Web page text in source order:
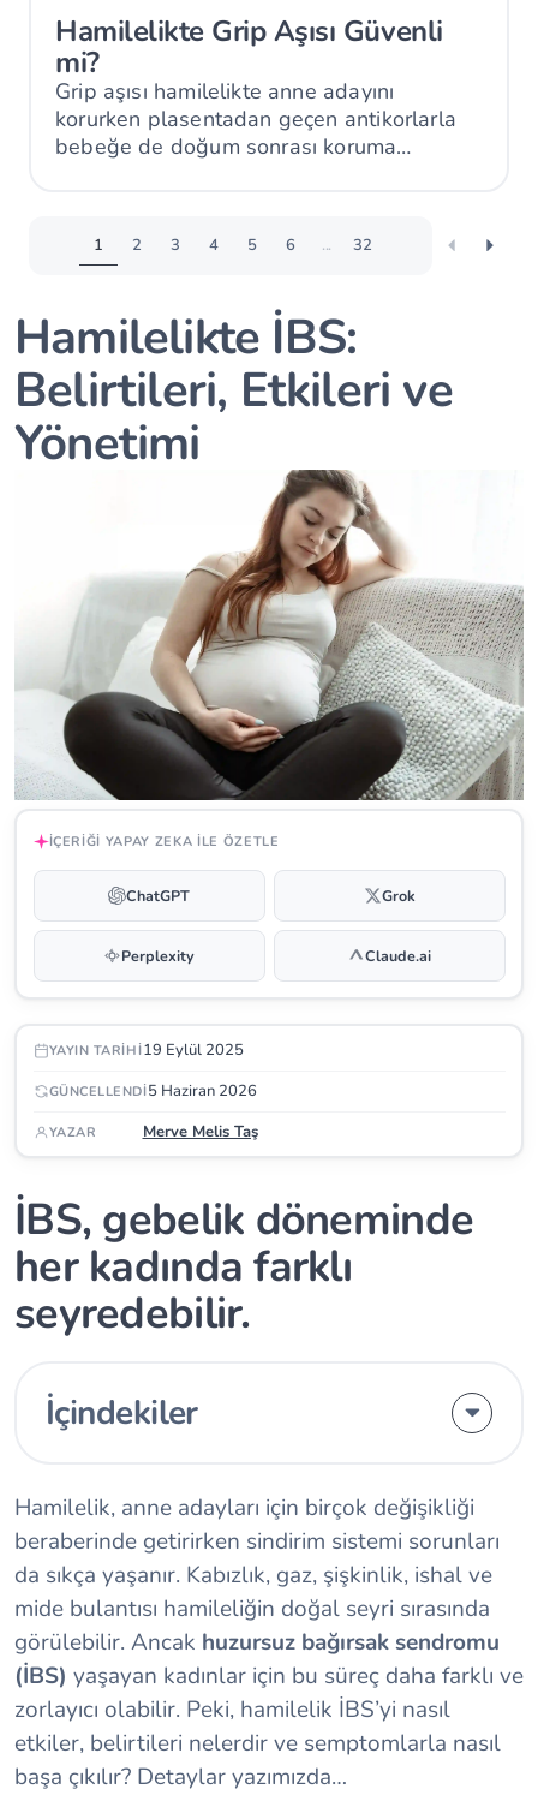
Hamilelikte Grip Aşısı Güvenli
mi?
Grip aşısı hamilelikte anne adayını
korurken plasentadan geçen antikorlarla
bebeğe de doğum sonrası koruma
1 2 3 4 5 6 ... 32
Hamilelikte İBS:
Belirtileri, Etkileri ve
Yönetimi
İÇERIĞI YAPAY ZEKA ILE ÖZETLE
ChatGPT Grok
Perplexity Claude.ai
YAYIN TARIHI19 Eylül 2025
GÜNCELLENDI5 Haziran 2026
YAZAR Merve Melis Taş
İBS, gebelik döneminde
her kadında farklı
seyredebilir.
İçindekiler
Hamilelik, anne adayları için birçok değişikliği
beraberinde getirirken sindirim sistemi sorunları
da sıkça yaşanır. Kabızlık, gaz, şişkinlik, ishal ve
mide bulantısı hamileliğin doğal seyri sırasında
görülebilir. Ancak huzursuz bağırsak sendromu
(İBS) yaşayan kadınlar için bu süreç daha farklı ve
zorlayıcı olabilir. Peki, hamilelik İBS’yi nasıl
etkiler, belirtileri nelerdir ve semptomlarla nasıl
başa çıkılır? Detaylar yazımızda…